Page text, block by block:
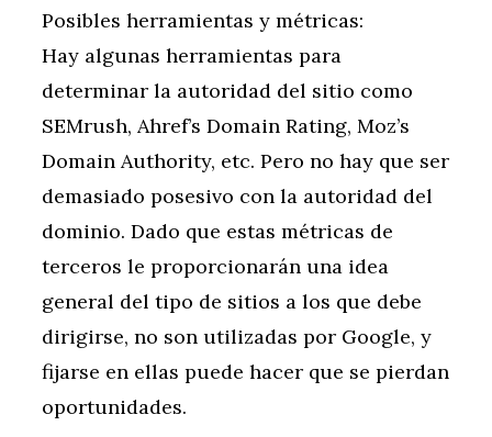
Posibles herramientas y métricas:
Hay algunas herramientas para
determinar la autoridad del sitio como
SEMrush, Ahref’s Domain Rating, Moz’s
Domain Authority, etc. Pero no hay que ser
demasiado posesivo con la autoridad del
dominio. Dado que estas métricas de
terceros le proporcionarán una idea
general del tipo de sitios a los que debe
dirigirse, no son utilizadas por Google, y
fijarse en ellas puede hacer que se pierdan
oportunidades.